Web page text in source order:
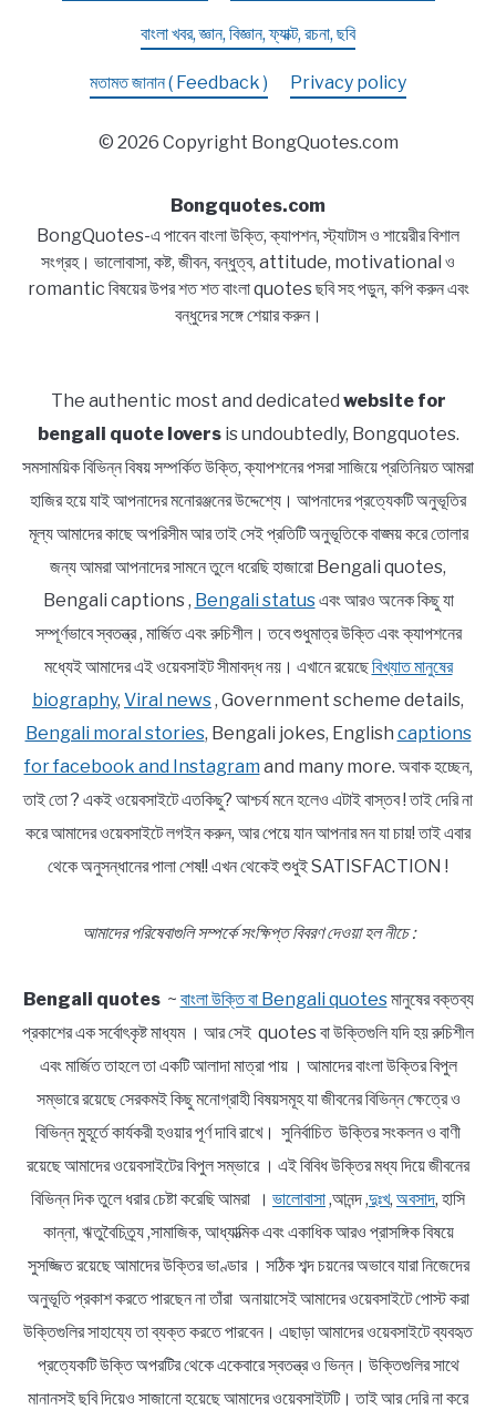
বাংলা খবর, জ্ঞান, বিজ্ঞান, ফ্যাক্ট, রচনা, ছবি
মতামত জানান ( Feedback ) Privacy policy
© 2026 Copyright BongQuotes.com
Bongquotes.com
BongQuotes-এ পাবেন বাংলা উক্তি, ক্যাপশন, স্ট্যাটাস ও শায়েরীর বিশাল
সংগ্রহ। ভালোবাসা, কষ্ট, জীবন, বন্ধুত্ব, attitude, motivational ও
romantic বিষয়ের উপর শত শত বাংলা quotes ছবি সহ পড়ুন, কপি করুন এবং
বন্ধুদের সঙ্গে শেয়ার করুন।
The authentic most and dedicated website for
bengali quote loversis undoubtedly, Bongquotes.
সমসাময়িক বিভিন্ন বিষয় সম্পর্কিত উক্তি, ক্যাপশনের পসরা সাজিয়ে প্রতিনিয়ত আমরা
হাজির হয়ে যাই আপনাদের মনোরঞ্জনের উদ্দেশ্যে। আপনাদের প্রত্যেকটি অনুভূতির
মূল্য আমাদের কাছে অপরিসীম আর তাই সেই প্রতিটি অনুভূতিকে বাঙ্ময় করে তোলার
জন্য আমরা আপনাদের সামনে তুলে ধরেছি হাজারো Bengali quotes,
Bengali captions , Bengali statusএবং আরও অনেক কিছু যা
সম্পূর্ণভাবে স্বতন্ত্র , মার্জিত এবং রুচিশীল। তবে শুধুমাত্র উক্তি এবং ক্যাপশনের
মধ্যেই আমাদের এই ওয়েবসাইট সীমাবদ্ধ নয়। এখানে রয়েছেবিখ্যাত মানুষের
biography, Viral news, Government scheme details,
Bengali moral stories, Bengali jokes, English captions
for facebook and Instagram and many more. অবাক হচ্ছেন,
তাই তো ? একই ওয়েবসাইটে এতকিছু? আশ্চর্য মনে হলেও এটাই বাস্তব ! তাই দেরি না
করে আমাদের ওয়েবসাইটে লগইন করুন, আর পেয়ে যান আপনার মন যা চায়! তাই এবার
থেকে অনুসন্ধানের পালা শেষ!! এখন থেকেই শুধুই SATISFACTION !
আমাদের পরিষেবাগুলি সম্পর্কে সংক্ষিপ্ত বিবরণ দেওয়া হল নীচে :
Bengali quotes~ বাংলা উক্তি বা Bengali quotesমানুষের বক্তব্য
প্রকাশের এক সর্বোৎকৃষ্ট মাধ্যম । আর সেই quotes বা উক্তিগুলি যদি হয় রুচিশীল
এবং মার্জিত তাহলে তা একটি আলাদা মাত্রা পায় । আমাদের বাংলা উক্তির বিপুল
সম্ভারে রয়েছে সেরকমই কিছু মনোগ্রাহী বিষয়সমূহ যা জীবনের বিভিন্ন ক্ষেত্রে ও
বিভিন্ন মুহূর্তে কার্যকরী হওয়ার পূর্ণ দাবি রাখে। সুনির্বাচিত উক্তির সংকলন ও বাণী
রয়েছে আমাদের ওয়েবসাইটের বিপুল সম্ভারে । এই বিবিধ উক্তির মধ্য দিয়ে জীবনের
বিভিন্ন দিক তুলে ধরার চেষ্টা করেছি আমরা । ভালোবাসা,আনন্দ ,দুঃখ, অবসাদ, হাসি
কান্না, ঋতুবৈচিত্র্য ,সামাজিক, আধ্যাত্মিক এবং একাধিক আরও প্রাসঙ্গিক বিষয়ে
সুসজ্জিত রয়েছে আমাদের উক্তির ভাণ্ডার । সঠিক শব্দ চয়নের অভাবে যারা নিজেদের
অনুভূতি প্রকাশ করতে পারছেন না তাঁরা অনায়াসেই আমাদের ওয়েবসাইটে পোস্ট করা
উক্তিগুলির সাহায্যে তা ব্যক্ত করতে পারবেন। এছাড়া আমাদের ওয়েবসাইটে ব্যবহৃত
প্রত্যেকটি উক্তি অপরটির থেকে একেবারে স্বতন্ত্র ও ভিন্ন। উক্তিগুলির সাথে
মানানসই ছবি দিয়েও সাজানো হয়েছে আমাদের ওয়েবসাইটটি। তাই আর দেরি না করে